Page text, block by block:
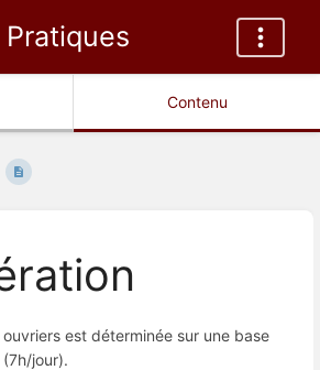
Contenu
est déterminée sur une base
jour).